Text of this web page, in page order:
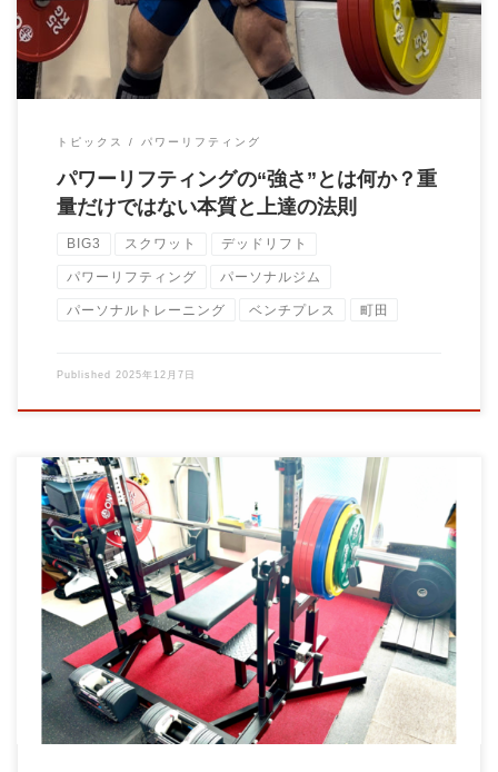
トピックス パワーリフティング
パワーリフティングの“強さ”とは何か？重
量だけではない本質と上達の法則
BIG3 スクワット デッドリフト
パワーリフティング パーソナルジム
パーソナルトレーニング ベンチプレス 町田
Published 2025年12月7日
町田のBIG3パワーリフティングクサロン大石力塾「大石力塾
（おおいしちからじゅく）」 当ジムは、現役 […]